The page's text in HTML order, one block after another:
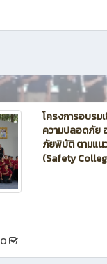
วิทยาลัยเทคนิคชลบุรี